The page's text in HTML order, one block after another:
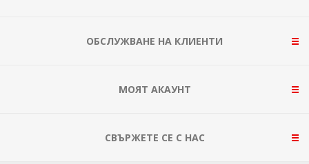
ОБСЛУЖВАНЕ НА КЛИЕНТИ
МОЯТ АКАУНТ
СВЪРЖЕТЕ СЕ С НАС